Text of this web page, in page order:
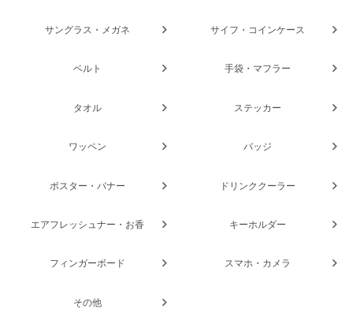
サングラス・メガネ サイフ・コインケース
ベルト 手袋・マフラー
タオル ステッカー
ワッペン バッジ
ポスター・バナー ドリンククーラー
エアフレッシュナー・お香 キーホルダー
フィンガーボード スマホ・カメラ
その他